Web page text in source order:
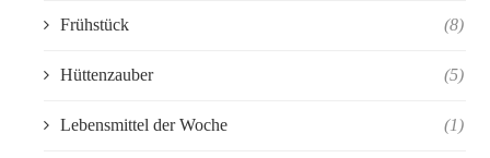
Frühstück (8)
Hüttenzauber (5)
Lebensmittel der Woche (1)